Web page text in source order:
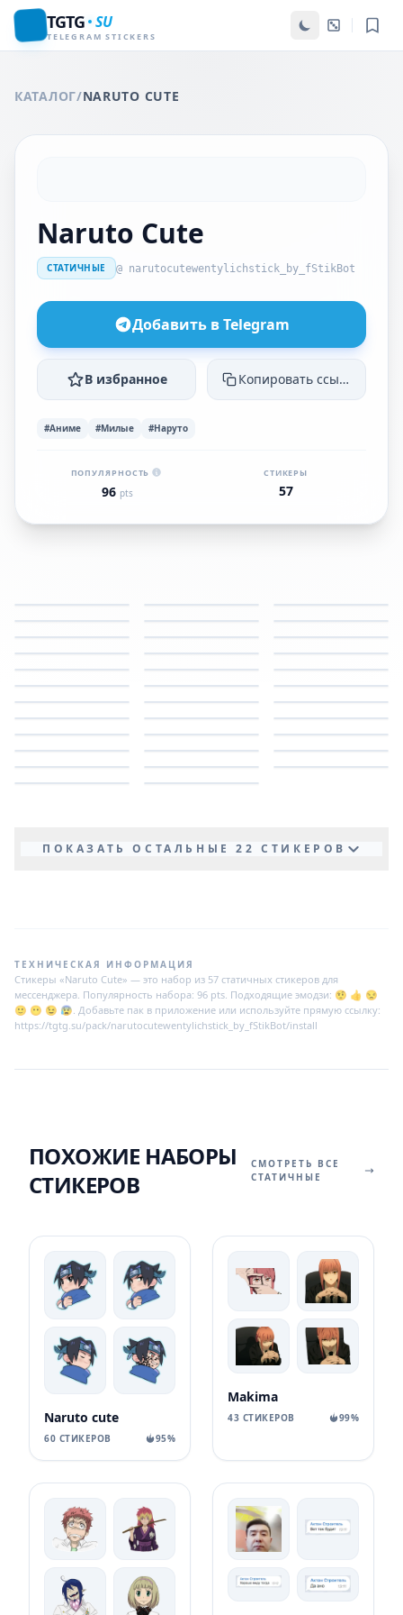
TGTG SU
TELEGRAM STICKERS
КАТАЛОГ/NARUTO CUTE
Naruto Cute
СТАТИЧНЫЕ @ narutocutewentylichstick_by_fStikBot
Добавить в Telegram
В избранное Копировать ссылку
#Аниме #Милые #Наруто
ПОПУЛЯРНОСТЬ
96 pts
СТИКЕРЫ
57
ПОКАЗАТЬ ОСТАЛЬНЫЕ 22 СТИКЕРОВ
ТЕХНИЧЕСКАЯ ИНФОРМАЦИЯ
Стикеры «Naruto Cute» — это набор из 57 статичных стикеров для
мессенджера. Популярность набора: 96 pts. Подходящие эмодзи: 🤨 👍 😒
🙂 😶 😉 😰. Добавьте пак в приложение или используйте прямую ссылку:
https://tgtg.su/pack/narutocutewentylichstick_by_fStikBot/install
ПОХОЖИЕ НАБОРЫ
СТИКЕРОВ
СМОТРЕТЬ ВСЕ
СТАТИЧНЫЕ
Naruto cute
60 СТИКЕРОВ 95%
Makima
43 СТИКЕРОВ 99%